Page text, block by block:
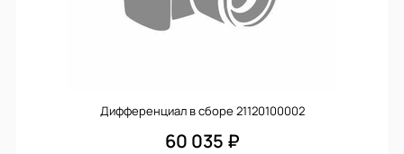
Дифференциал в сборе 21120100002
60 035 ₽